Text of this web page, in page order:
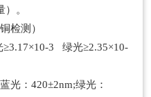
。
检测）
3 绿光≥2.35×10-
光：420±2nm;绿光：